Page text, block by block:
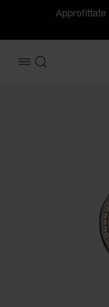
APRIRE IL MENU
CERCA